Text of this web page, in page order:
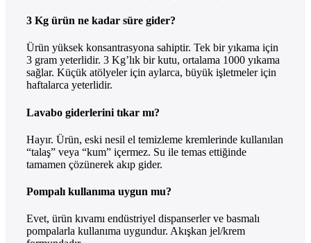
3 Kg ürün ne kadar süre gider?
Ürün yüksek konsantrasyona sahiptir. Tek bir yıkama için
3 gram yeterlidir. 3 Kg’lık bir kutu, ortalama 1000 yıkama
sağlar. Küçük atölyeler için aylarca, büyük işletmeler için
haftalarca yeterlidir.
Lavabo giderlerini tıkar mı?
Hayır. Ürün, eski nesil el temizleme kremlerinde kullanılan
“talaş” veya “kum” içermez. Su ile temas ettiğinde
tamamen çözünerek akıp gider.
Pompalı kullanıma uygun mu?
Evet, ürün kıvamı endüstriyel dispanserler ve basmalı
pompalarla kullanıma uygundur. Akışkan jel/krem